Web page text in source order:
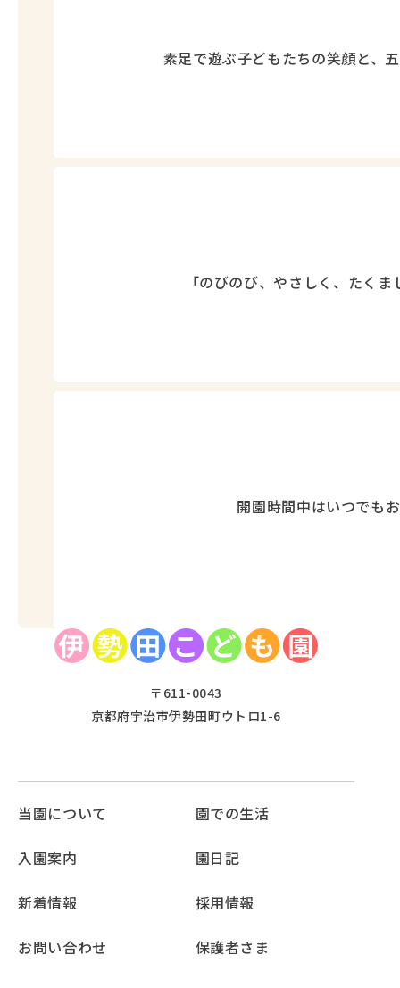
素足で遊ぶ子どもたちの笑顔と、
「のびのび、やさしく、たく
開園時間中はいつでも
〒611-0043
京都府宇治市伊勢田町ウトロ1-6
当園について 園での生活
入園案内 園日記
新着情報 採用情報
お問い合わせ 保護者さま